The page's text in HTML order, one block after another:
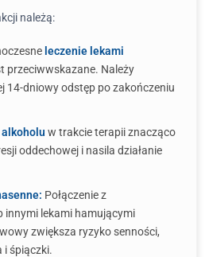
należą:
leczenie lekami
przeciwwskazane. Należy
14-dniowy odstęp po zakończeniu
alkoholu w trakcie terapii znacząco
oddechowej i nasila działanie
Połączenie z
innymi lekami hamującymi
zwiększa ryzyko senności,
i śpiączki.